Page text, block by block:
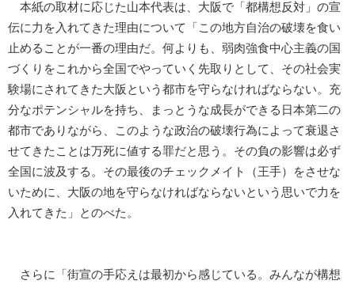
本紙の取材に応じた山本代表は、大阪で「都構想反対」の宣
伝に力を入れてきた理由について「この地方自治の破壊を食い
止めることが一番の理由だ。何よりも、弱肉強食中心主義の国
づくりをこれから全国でやっていく先取りとして、その社会実
験場にされてきた大阪という都市を守らなければならない。充
分なポテンシャルを持ち、まっとうな成長ができる日本第二の
都市でありながら、このような政治の破壊行為によって衰退さ
せてきたことは万死に値する罪だと思う。その負の影響は必ず
全国に波及する。その最後のチェックメイト（王手）をさせな
いために、大阪の地を守らなければならないという思いで力を
入れてきた」とのべた。
さらに「街宣の手応えは最初から感じている。みんなが構想